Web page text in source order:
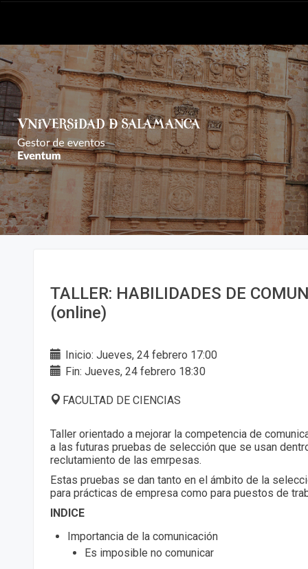
TALLER: HABILIDADES DE
(online)
Inicio: Jueves, 24 febrero 17:00
Fin: Jueves, 24 febrero 18:30
FACULTAD DE CIENCIAS
Taller orientado a mejorar la competencia de
a las futuras pruebas de selección que se usan
reclutamiento de las emrpesas.
Estas pruebas se dan tanto en el ámbito de la
para prácticas de empresa como para puestos de
INDICE
Importancia de la comunicación
Es imposible no comunicar